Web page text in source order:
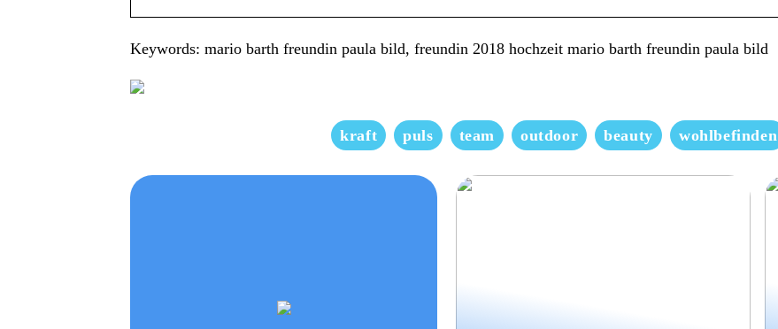
Keywords: mario barth freundin paula bild, freundin 2018 hochzeit mario barth freundin paula bild
kraft puls team outdoor beauty wohlbefinden